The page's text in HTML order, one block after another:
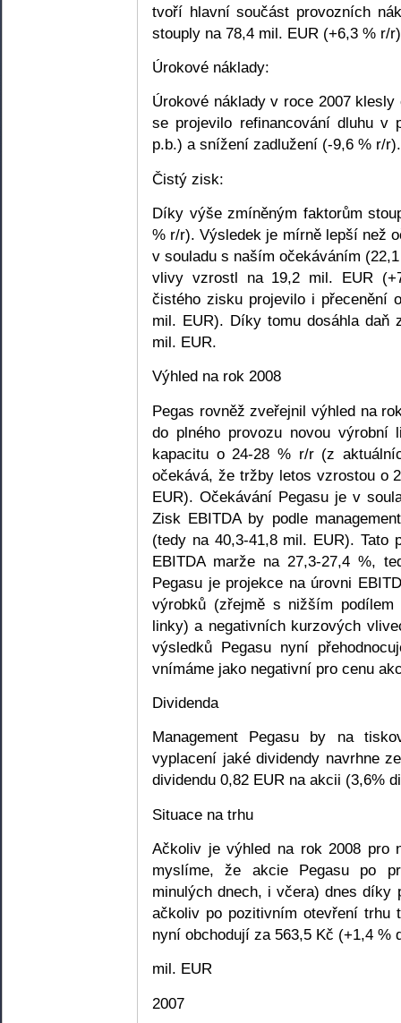
tvoří hlavní součást provozních
stouply na 78,4 mil. EUR (+6,3 % r/
Úrokové náklady:
Úrokové náklady v roce 2007
se projevilo refinancování dluhu v
p.b.) a snížení zadlužení (-9,6 % r/r).
Čistý zisk:
Díky výše zmíněným faktorům
% r/r). Výsledek je mírně lepší než
v souladu s naším očekáváním
vlivy vzrostl na 19,2 mil. EUR
čistého zisku projevilo i přecenění
mil. EUR). Díky tomu dosáhla
mil. EUR.
Výhled na rok 2008
Pegas rovněž zveřejnil výhled na
do plného provozu novou
kapacitu o 24-28 % r/r (z
očekává, že tržby letos vzrostou o
EUR). Očekávání Pegasu je v
Zisk EBITDA by podle
(tedy na 40,3-41,8 mil. EUR). Tato
EBITDA marže na 27,3-27,4 %,
Pegasu je projekce na úrovni
výrobků (zřejmě s nižším
linky) a negativních kurzových
výsledků Pegasu nyní
vnímáme jako negativní pro cenu
Dividenda
Management Pegasu by na
vyplacení jaké dividendy navrhne
dividendu 0,82 EUR na akcii (3,6%
Situace na trhu
Ačkoliv je výhled na rok 2008 pro
myslíme, že akcie Pegasu po
minulých dnech, i včera) dnes
ačkoliv po pozitivním otevření trhu
nyní obchodují za 563,5 Kč (+1,4 %
mil. EUR
2007